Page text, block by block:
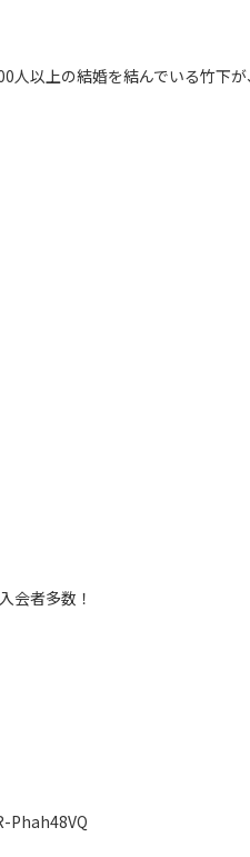
以上の結婚を結んでいる竹下が、
会者多数！
Phah48VQ